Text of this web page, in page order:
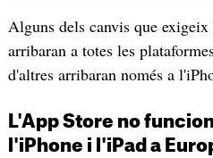
Alguns dels canvis que
arribaran a totes les
d'altres arribaran només a
L'App Store no
l'iPhone i l'iPad a